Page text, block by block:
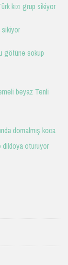
kızı grup sikiyor
sikiyor
götüne sokup
beyaz Tenli
domalmış koca
dildoya oturuyor